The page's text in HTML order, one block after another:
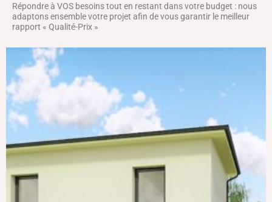
Répondre à VOS besoins tout en restant dans votre budget : nous
adaptons ensemble votre projet afin de vous garantir le meilleur
rapport « Qualité-Prix »